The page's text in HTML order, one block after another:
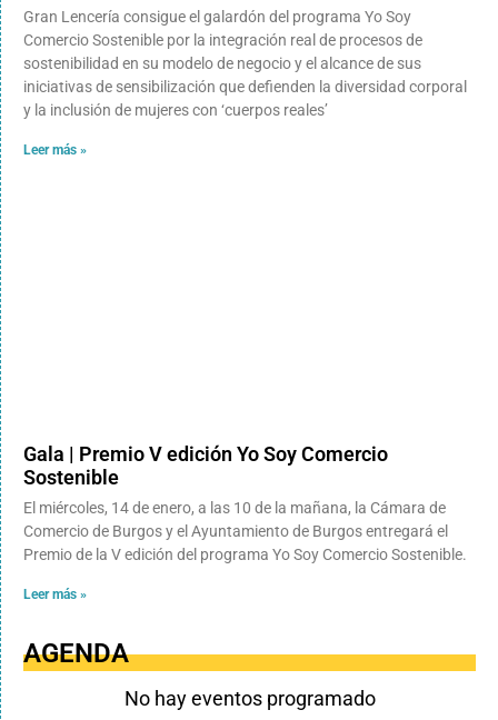
Gran Lencería consigue el galardón del programa Yo Soy
Comercio Sostenible por la integración real de procesos de
sostenibilidad en su modelo de negocio y el alcance de sus
iniciativas de sensibilización que defienden la diversidad corporal
y la inclusión de mujeres con ‘cuerpos reales’
Leer más »
Gala | Premio V edición Yo Soy Comercio
Sostenible
El miércoles, 14 de enero, a las 10 de la mañana, la Cámara de
Comercio de Burgos y el Ayuntamiento de Burgos entregará el
Premio de la V edición del programa Yo Soy Comercio Sostenible.
Leer más »
AGENDA
No hay eventos programado